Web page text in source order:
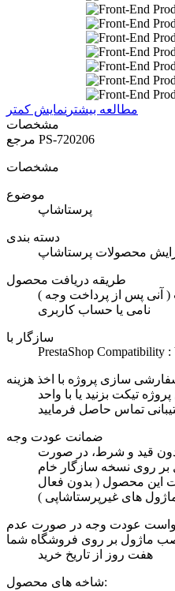
مطالعه بیشتر نمایش کمتر
مشخصات
PS-720206
مشخصات
موضوع
پرستاشاپ
دسته بندی
محصولات پرستاشاپ
طریقه دریافت محصول
( آنی پس از پرداخت وجه ) قابل دانلود از طریق ایمیل ثبت
نامی یا حساب کاربری
سازگار با
PrestaShop Compatibility
سازی پروژه با اخذ هزینه
تیکت بزنید یا با واحد
ضمانت عودت وجه
قید و شرط، در صورت
روی نسخه سازگار خام
این محصول ( بدون فعال
های غیرپرستاشاپی )
عودت وجه در صورت عدم
ماژول بر روی فروشگاه شما
هفت روز از تاریخ خرید
شاخه های محصول: